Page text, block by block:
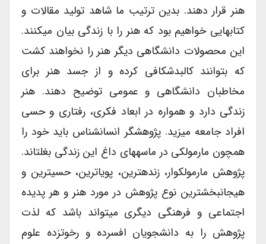
هنر قرار دهند. بدین ترتیب ما شاهد تولید مقالات و
کتاب­هایی خواهیم بود که هنر را با زندگی بیان می­­کنند.
این محصولات دانشگاهی دیگر هنر را نخواهند کشت
که بتوانند کالبدشکافی کرده و از جسد هنر برای
مخاطبان دانشگاهی و عمومی توضیح دهند. هنر
زندگی دارد و همواره در ابعاد فکری، رفتاری و حسی
افراد جامعه می­زید. پژوهشگر انسان­شناس باید خود را
همچون مارمولکی در ماسه­های داغ این زندگی بغلتاند.
پژوهش مارمولک­وار، زنده­ترین، پویاترین، حسی­ترین و
هیجان­بخش­ترین نوع پژوهش در مورد هنر و هر پدیده
اجتماعی و فرهنگی دیگری می­تواند باشد که لذت
پژوهش را به دانشجویان افسرده و رخوت­زده علوم